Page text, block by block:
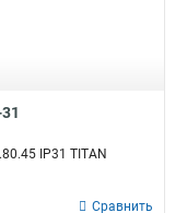
IP31 TITAN
Сравнить